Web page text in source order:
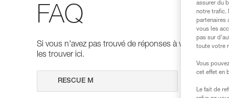
FAQ
Si vous n'avez pas trouvé de réponses à vos
les trouver ici.
assurer du
notre trafic.
partenaires
vous les
pas sur
toute votre
Vous
cet effet en
Le fait de